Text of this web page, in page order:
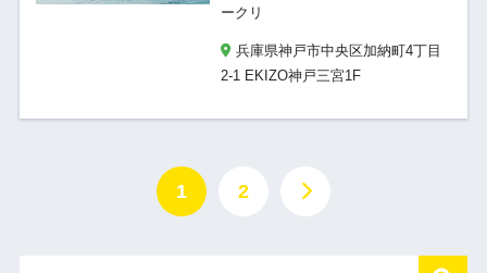
ークリ
兵庫県神戸市中央区加納町4丁目
2-1 EKIZO神戸三宮1F
1 2